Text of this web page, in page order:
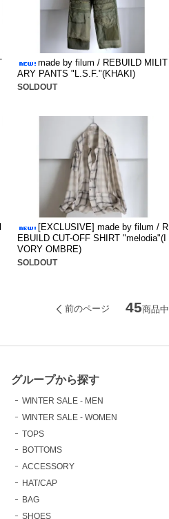
made by filum / REBUILD MILIT
ARY PANTS "L.S.F."(KHAKI)
SOLDOUT
[EXCLUSIVE] made by filum / R
EBUILD CUT-OFF SHIRT "melodia"(I
VORY OMBRE)
SOLDOUT
前のページ 45商品中
グループから探す
WINTER SALE - MEN
WINTER SALE - WOMEN
TOPS
BOTTOMS
ACCESSORY
HAT/CAP
BAG
SHOES